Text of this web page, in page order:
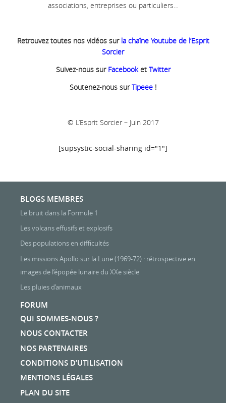
associations, entreprises ou particuliers…
Retrouvez toutes nos vidéos sur la chaîne Youtube de l’Esprit
Sorcier
Suivez-nous sur Facebooket Twitter
Soutenez-nous surTipeee !
© L’Esprit Sorcier – Juin 2017
[supsystic-social-sharing id="1"]
BLOGS MEMBRES
Le bruit dans la Formule 1
Les volcans effusifs et explosifs
Des populations en difficultés
Les missions Apollo sur la Lune (1969-72) : rétrospective en
images de l’épopée lunaire du XXe siècle
Les pluies d’animaux
FORUM
QUI SOMMES-NOUS ?
NOUS CONTACTER
NOS PARTENAIRES
CONDITIONS D’UTILISATION
MENTIONS LÉGALES
PLAN DU SITE